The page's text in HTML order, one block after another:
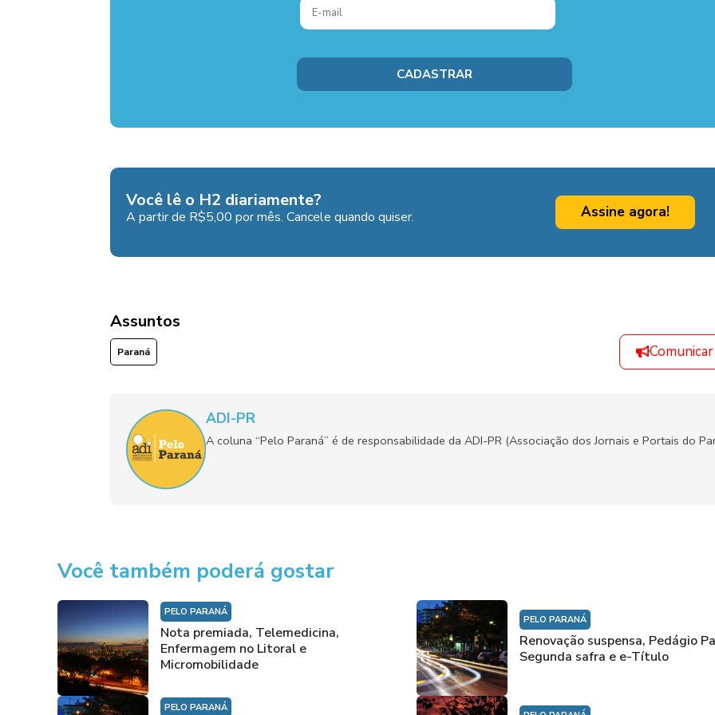
Você lê o H2 diariamente?
A partir de R$5,00 por mês. Cancele quando quiser. Assine agora!
Assuntos
Paraná
ADI-PR
A coluna “Pelo Paraná” é de responsabilidade da ADI-PR (Associação dos Jornais e Portais do
Você também poderá gostar
PELO PARANÁ
Nota premiada, Telemedicina,
Enfermagem no Litoral e
Micromobilidade
PELO PARANÁ
Renovação suspensa, Pedágio
Segunda safra e e-Título
PELO PARANÁ